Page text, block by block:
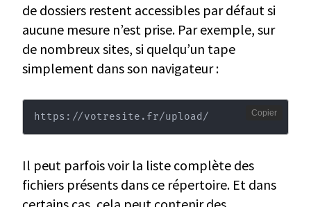
de dossiers restent accessibles par défaut si
aucune mesure n’est prise. Par exemple, sur
de nombreux sites, si quelqu’un tape
simplement dans son navigateur :
https://votresite.fr/upload/ Copier
Il peut parfois voir la liste complète des
fichiers présents dans ce répertoire. Et dans